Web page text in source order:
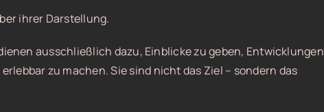
ihrer Darstellung.
ausschließlich dazu, Einblicke zu geben, Entwicklungen
erlebbar zu machen. Sie sind nicht das Ziel – sondern das